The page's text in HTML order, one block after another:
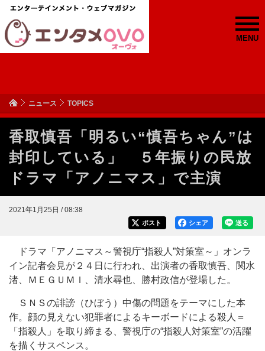
MENU
ニュース TOPICS
香取慎吾「明るい“慎吾ちゃん”は
封印している」 ５年振りの民放
ドラマ「アノニマス」で主演
2021年1月25日 / 08:38
送る
シェア
ポスト
ドラマ「アノニマス～警視庁“指殺人”対策室～」オンラ
イン記者会見が２４日に行われ、出演者の香取慎吾、関水
渚、ＭＥＧＵＭＩ、清水尋也、勝村政信が登場した。
ＳＮＳの誹謗（ひぼう）中傷の問題をテーマにした本
作。顔の見えない犯罪者によるキーボードによる殺人＝
「指殺人」を取り締まる、警視庁の“指殺人対策室”の活躍
を描くサスペンス。